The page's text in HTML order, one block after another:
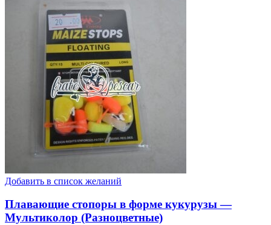
Добавить в список желаний
Плавающие стопоры в форме кукурузы —
Мультиколор (Разноцветные)